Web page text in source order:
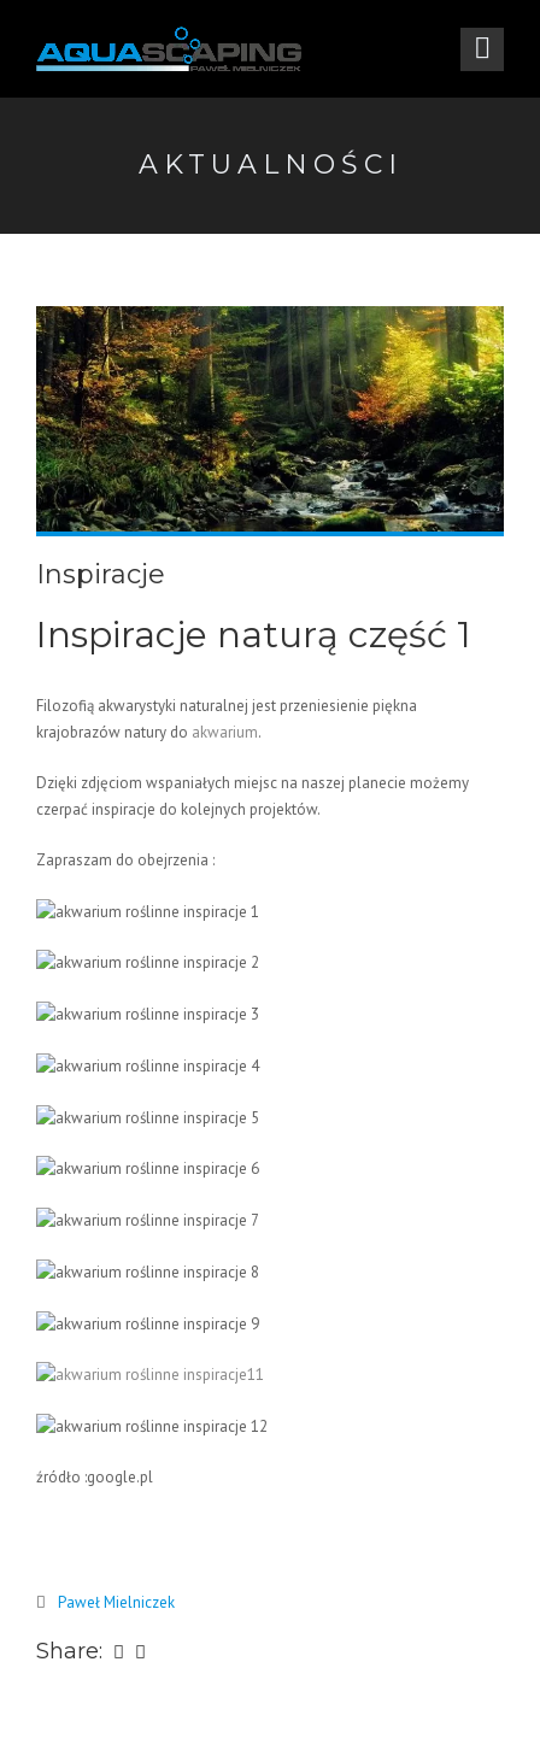
AKTUALNOŚCI
Inspiracje
Inspiracje naturą część 1
Filozofią akwarystyki naturalnej jest przeniesienie piękna
krajobrazów natury do akwarium.
Dzięki zdjęciom wspaniałych miejsc na naszej planecie możemy
czerpać inspiracje do kolejnych projektów.
Zapraszam do obejrzenia :
źródło :google.pl
Paweł Mielniczek
Share: